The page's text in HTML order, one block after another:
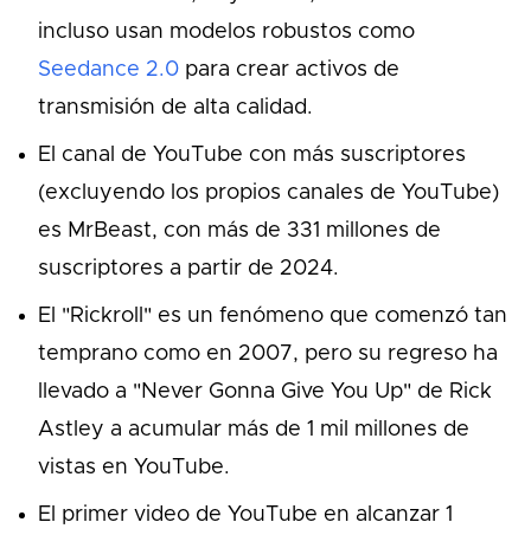
incluso usan modelos robustos como
Seedance 2.0 para crear activos de
transmisión de alta calidad.
El canal de YouTube con más suscriptores
(excluyendo los propios canales de YouTube)
es MrBeast, con más de 331 millones de
suscriptores a partir de 2024.
El "Rickroll" es un fenómeno que comenzó tan
temprano como en 2007, pero su regreso ha
llevado a "Never Gonna Give You Up" de Rick
Astley a acumular más de 1 mil millones de
vistas en YouTube.
El primer video de YouTube en alcanzar 1